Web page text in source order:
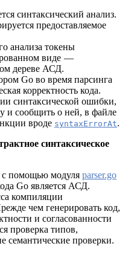
синтаксический анализ.
предоставляемое
анализа токены
виде —
дереве АСД.
Go во время парсинга
корректность кода.
синтаксической ошибки,
и сообщить о ней, в файле
вроде syntaxErrorAt.
синтаксическое
с помощью модуля parser.go
Go является АСД.
компиляции
чем генерировать код,
и согласованности
проверка типов,
семантические проверки.